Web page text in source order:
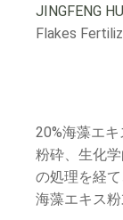
JINGFENG
Flakes
20%海藻エ
粉砕、生化
の処理を経
海藻エキス粉